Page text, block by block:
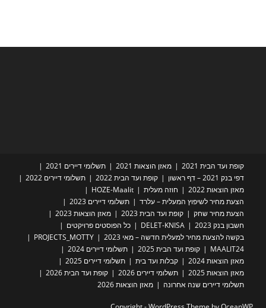
קופת ועד הבית 2021 מאזן הוצאות 2021
תשלומי דיירים 2021
דפי בנק 2021 – דף ראשון
קופת ועד הבית 2022
תשלומי דיירים 2022
מאזן הוצאות 2022
חוזה מעלית
HOZE-Maalit
הצעת מחיר לשיפוץ המעלית – עלרד
תשלומי דיירים 2023
הצעת מחיר שחק
קופת ועד הבית 2023
מאזן הוצאות 2023
חשבון בנק 2023
DELET-KNISA
כל הפוסטים פרויקטים
בקשה להצעת מחיר למעלית חדשה – מאי 2023
PROJECTS_MOTTY
MAALIT24
קופת ועד הבית 2025
תשלומי דיירים 2024
מאזן הוצאות 2024
קבלות ועד בית
תשלומי דיירים 2025
מאזן הוצאות 2025
תשלומי דיירים 2026
קופת ועד הבית 2026
תשלומי דיירים שנה אחרונה
מאזן הוצאות 2026